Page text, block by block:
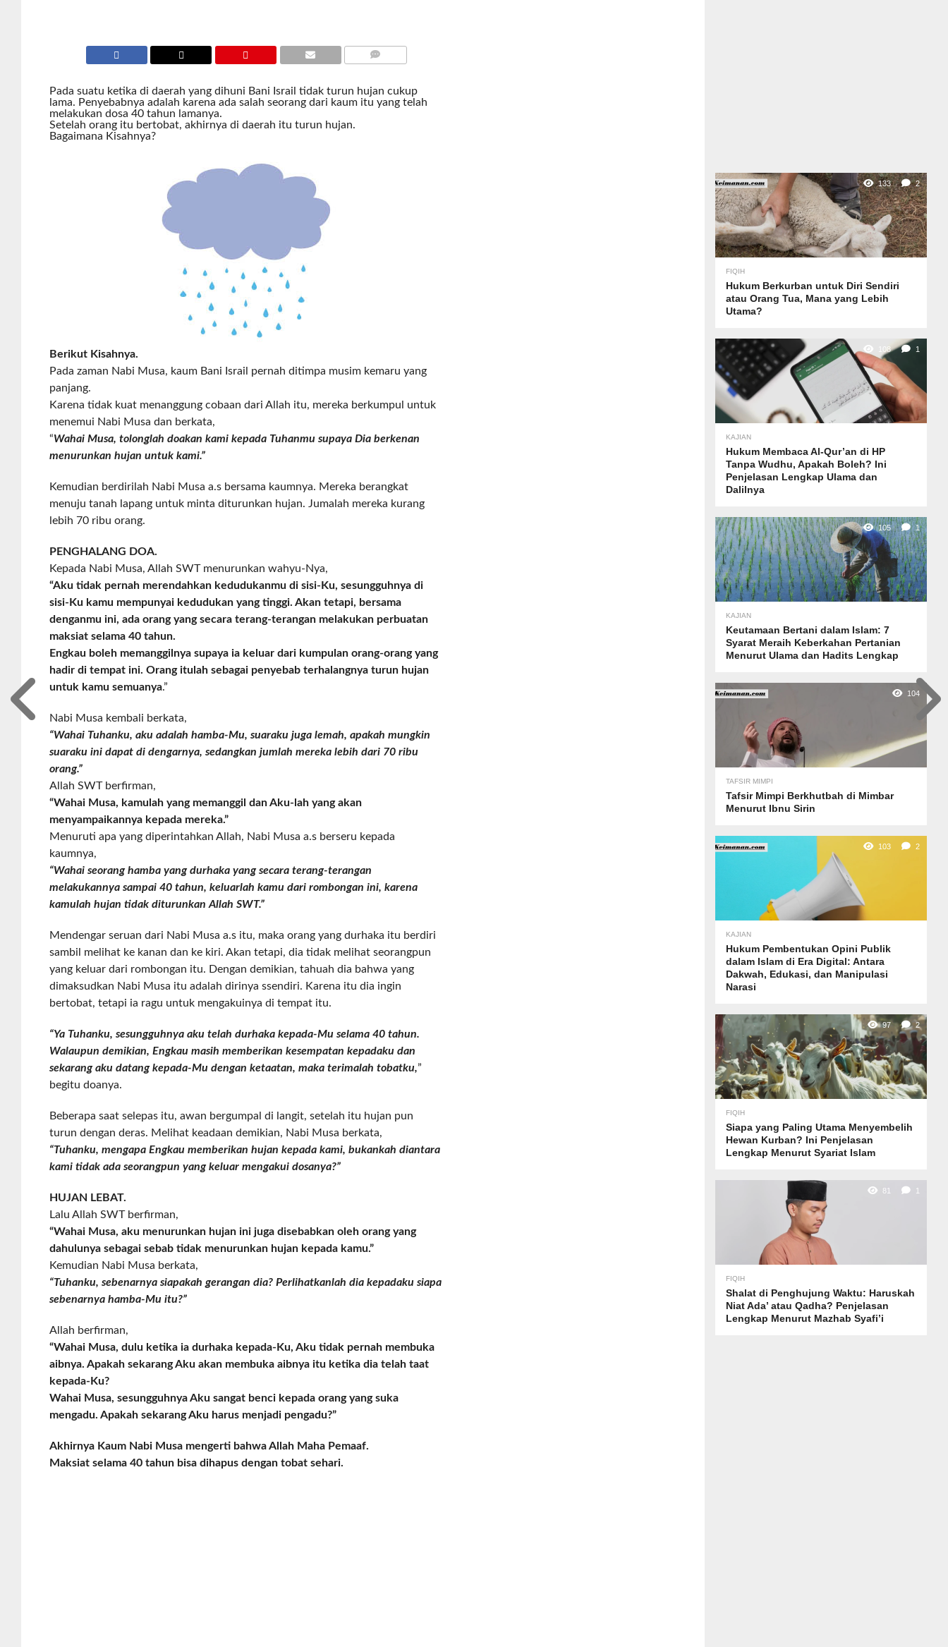
Pada suatu ketika di daerah yang dihuni Bani Israil tidak turun hujan cukup
lama. Penyebabnya adalah karena ada salah seorang dari kaum itu yang telah
melakukan dosa 40 tahun lamanya.
Setelah orang itu bertobat, akhirnya di daerah itu turun hujan.
Bagaimana Kisahnya?
Berikut Kisahnya.
Pada zaman Nabi Musa, kaum Bani Israil pernah ditimpa musim kemaru yang
panjang.
Karena tidak kuat menanggung cobaan dari Allah itu, mereka berkumpul untuk
menemui Nabi Musa dan berkata,
“Wahai Musa, tolonglah doakan kami kepada Tuhanmu supaya Dia berkenan
menurunkan hujan untuk kami.”
Kemudian berdirilah Nabi Musa a.s bersama kaumnya. Mereka berangkat
menuju tanah lapang untuk minta diturunkan hujan. Jumalah mereka kurang
lebih 70 ribu orang.
PENGHALANG DOA.
Kepada Nabi Musa, Allah SWT menurunkan wahyu-Nya,
“Aku tidak pernah merendahkan kedudukanmu di sisi-Ku, sesungguhnya di
sisi-Ku kamu mempunyai kedudukan yang tinggi. Akan tetapi, bersama
denganmu ini, ada orang yang secara terang-terangan melakukan perbuatan
maksiat selama 40 tahun.
Engkau boleh memanggilnya supaya ia keluar dari kumpulan orang-orang yang
hadir di tempat ini. Orang itulah sebagai penyebab terhalangnya turun hujan
untuk kamu semuanya.”
Nabi Musa kembali berkata,
“Wahai Tuhanku, aku adalah hamba-Mu, suaraku juga lemah, apakah mungkin
suaraku ini dapat di dengarnya, sedangkan jumlah mereka lebih dari 70 ribu
orang.”
Allah SWT berfirman,
“Wahai Musa, kamulah yang memanggil dan Aku-lah yang akan
menyampaikannya kepada mereka.”
Menuruti apa yang diperintahkan Allah, Nabi Musa a.s berseru kepada
kaumnya,
“Wahai seorang hamba yang durhaka yang secara terang-terangan
melakukannya sampai 40 tahun, keluarlah kamu dari rombongan ini, karena
kamulah hujan tidak diturunkan Allah SWT.”
Mendengar seruan dari Nabi Musa a.s itu, maka orang yang durhaka itu berdiri
sambil melihat ke kanan dan ke kiri. Akan tetapi, dia tidak melihat seorangpun
yang keluar dari rombongan itu. Dengan demikian, tahuah dia bahwa yang
dimaksudkan Nabi Musa itu adalah dirinya ssendiri. Karena itu dia ingin
bertobat, tetapi ia ragu untuk mengakuinya di tempat itu.
“Ya Tuhanku, sesungguhnya aku telah durhaka kepada-Mu selama 40 tahun.
Walaupun demikian, Engkau masih memberikan kesempatan kepadaku dan
sekarang aku datang kepada-Mu dengan ketaatan, maka terimalah tobatku,”
begitu doanya.
Beberapa saat selepas itu, awan bergumpal di langit, setelah itu hujan pun
turun dengan deras. Melihat keadaan demikian, Nabi Musa berkata,
“Tuhanku, mengapa Engkau memberikan hujan kepada kami, bukankah diantara
kami tidak ada seorangpun yang keluar mengakui dosanya?”
HUJAN LEBAT.
Lalu Allah SWT berfirman,
“Wahai Musa, aku menurunkan hujan ini juga disebabkan oleh orang yang
dahulunya sebagai sebab tidak menurunkan hujan kepada kamu.”
Kemudian Nabi Musa berkata,
“Tuhanku, sebenarnya siapakah gerangan dia? Perlihatkanlah dia kepadaku siapa
sebenarnya hamba-Mu itu?”
Allah berfirman,
“Wahai Musa, dulu ketika ia durhaka kepada-Ku, Aku tidak pernah membuka
aibnya. Apakah sekarang Aku akan membuka aibnya itu ketika dia telah taat
kepada-Ku?
Wahai Musa, sesungguhnya Aku sangat benci kepada orang yang suka
mengadu. Apakah sekarang Aku harus menjadi pengadu?”
Akhirnya Kaum Nabi Musa mengerti bahwa Allah Maha Pemaaf.
Maksiat selama 40 tahun bisa dihapus dengan tobat sehari.
133 2
FIQIH
Hukum Berkurban untuk Diri Sendiri
atau Orang Tua, Mana yang Lebih
Utama?
108 1
KAJIAN
Hukum Membaca Al-Qur’an di HP
Tanpa Wudhu, Apakah Boleh? Ini
Penjelasan Lengkap Ulama dan
Dalilnya
105 1
KAJIAN
Keutamaan Bertani dalam Islam: 7
Syarat Meraih Keberkahan Pertanian
Menurut Ulama dan Hadits Lengkap
104
TAFSIR MIMPI
Tafsir Mimpi Berkhutbah di Mimbar
Menurut Ibnu Sirin
103 2
KAJIAN
Hukum Pembentukan Opini Publik
dalam Islam di Era Digital: Antara
Dakwah, Edukasi, dan Manipulasi
Narasi
97 2
FIQIH
Siapa yang Paling Utama Menyembelih
Hewan Kurban? Ini Penjelasan
Lengkap Menurut Syariat Islam
81 1
FIQIH
Shalat di Penghujung Waktu: Haruskah
Niat Ada’ atau Qadha? Penjelasan
Lengkap Menurut Mazhab Syafi’i